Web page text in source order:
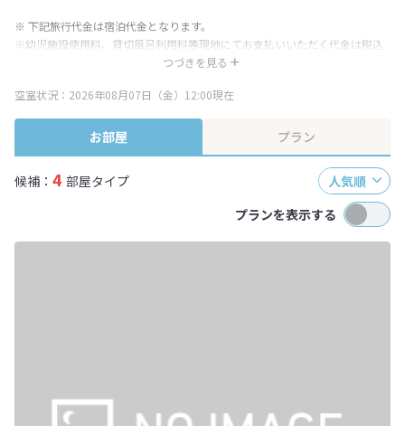
つづきを見る
※ 下記旅行代金は宿泊代金となります。
※幼児施設使用料、貸切風呂利用料等現地にてお支払いいただく代金は税込
み表記となりますが、消費税増税に伴い代金が一部変更となる場合がござい
※表示されている旅行代金・プラン内容は一定時間ごとに更新されます。最
終確認画面でご確認ください。
空室状況：2026年08月07日（金）12:00現在
お部屋 プラン
候補： 4 部屋タイプ
人気順
プランを表示する